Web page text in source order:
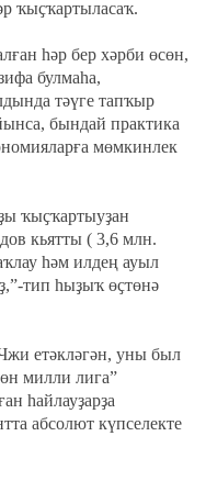
ҡыҫҡартыласаҡ.
һәр бер хәрби өсөн,
булмаһа,
тәүге тапҡыр
бындай практика
мөмкинлек
ҡыҫҡартыуҙан
кьятты ( 3,6 млн.
һәм илдең ауыл
тип һыҙыҡ өҫтөнә
етәкләгән, уны был
милли лига”
һайлауҙарҙа
абсолют күпселекте